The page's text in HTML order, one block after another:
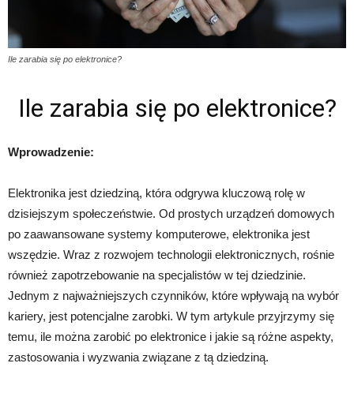
Ile zarabia się po elektronice?
Ile zarabia się po elektronice?
Wprowadzenie:
Elektronika jest dziedziną, która odgrywa kluczową rolę w
dzisiejszym społeczeństwie. Od prostych urządzeń domowych
po zaawansowane systemy komputerowe, elektronika jest
wszędzie. Wraz z rozwojem technologii elektronicznych, rośnie
również zapotrzebowanie na specjalistów w tej dziedzinie.
Jednym z najważniejszych czynników, które wpływają na wybór
kariery, jest potencjalne zarobki. W tym artykule przyjrzymy się
temu, ile można zarobić po elektronice i jakie są różne aspekty,
zastosowania i wyzwania związane z tą dziedziną.